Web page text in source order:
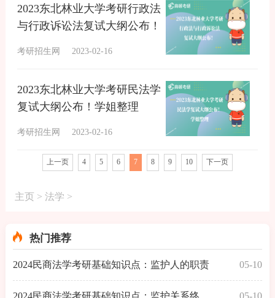
2023东北林业大学考研行政法
与行政诉讼法复试大纲公布！
考研招生网 2023-02-16
2023东北林业大学考研民法学
复试大纲公布！学姐整理
考研招生网 2023-02-16
上一页 4 5 6 7 8 9 10 下一页
主页 > 法学 >
热门推荐
2024民商法学考研基础知识点：监护人的职责 05-10
2024民商法学考研基础知识点：监护关系终止的原 05-10